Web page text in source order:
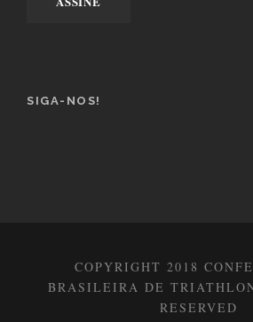
SIGA-NOS!
COPYRIGHT 2018
BRASILEIRA DE
RESERVED